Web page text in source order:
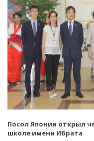
Посол Японии открыл
школе имени Ибрата